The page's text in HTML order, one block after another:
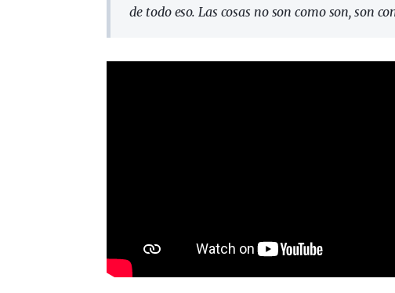
de todo eso. Las cosas no son como son, son